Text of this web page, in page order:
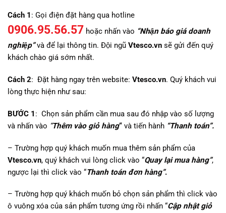
Cách 1 : Gọi điện đặt hàng qua hotline
0906.95.56.57 hoặc nhấn vào “Nhận báo giá doanh
nghiệp”và để lại thông tin. Đội ngũ Vtesco.vn sẽ gửi đến quý
khách chào giá sớm nhất.
Cách 2: Đặt hàng ngay trên website: Vtesco.vn. Quý khách vui
lòng thực hiện như sau:
BƯỚC 1 : Chọn sản phẩm cần mua sau đó nhập vào số lượng
và nhấn vào “Thêm vào giỏ hàng“ và tiến hành “Thanh toán”.
– Trường hợp quý khách muốn mua thêm sản phẩm của
Vtesco.vn, quý khách vui lòng click vào “Quay lại mua hàng”,
ngược lại thì click vào “Thanh toán đơn hàng”.
– Trường hợp quý khách muốn bỏ chọn sản phẩm thì click vào
ô vuông xóa của sản phẩm tương ứng rồi nhấn “Cập nhật giỏ